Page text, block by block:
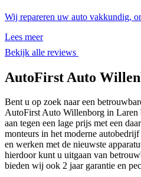
Wij repareren uw auto vakkundig,
Lees meer
Bekijk alle reviews
AutoFirst Auto
Bent u op zoek naar een
AutoFirst Auto Willenborg in Laren
aan tegen een lage prijs met een
monteurs in het moderne
en werken met de nieuwste
hierdoor kunt u uitgaan van
bieden wij ook 2 jaar garantie en